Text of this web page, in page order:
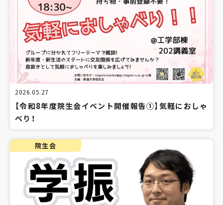
2026.05.27
【令和8年度院生会イベント開催報告①】気軽におしゃ
べり！
院生会